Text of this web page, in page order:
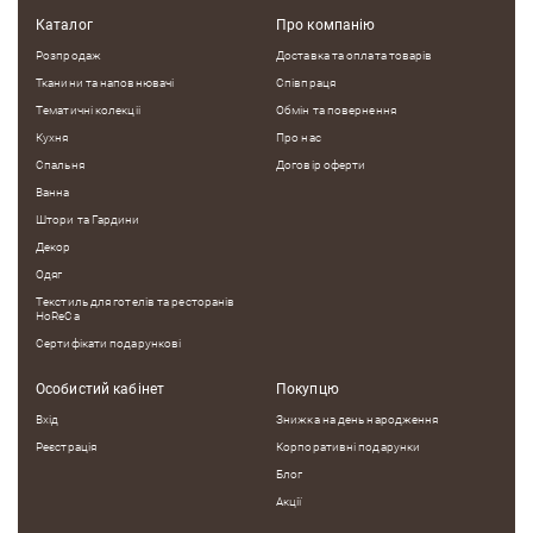
Каталог
Розпродаж
Тканини та наповнювачі
Тематичні колекцii
Кухня
Спальня
Ванна
Штори та Гардини
Декор
Одяг
Текстиль для готелів та ресторанів
HoReCa
Сертифікати подарункові
Про компанію
Доставка та оплата товарів
Співпраця
Обмін та повернення
Про нас
Договір оферти
Особистий кабінет
Вхід
Реєстрація
Покупцю
Знижка на день народження
Корпоративні подарунки
Блог
Акції